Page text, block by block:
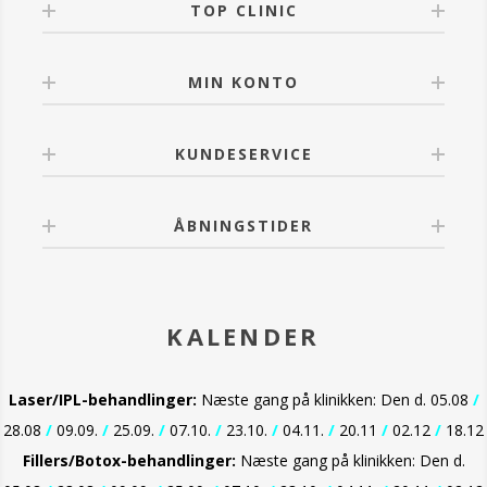
OBS. Skyl straks med rigeligt vand ved kontakt med
TOP CLINIC
MIN KONTO
KUNDESERVICE
ÅBNINGSTIDER
KALENDER
Laser/IPL-behandlinger: Næste gang på klinikken: Den d. 05.08 /
28.08 / 09.09. / 25.09. / 07.10. / 23.10. / 04.11. / 20.11 / 02.12 / 18.12
Fillers/Botox-behandlinger: Næste gang på klinikken: Den d.